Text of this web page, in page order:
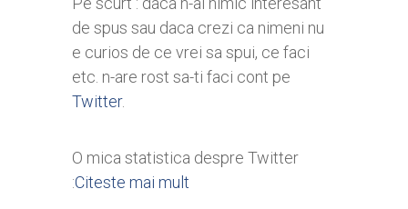
de spus sau daca crezi ca nimeni nu
e curios de ce vrei sa spui, ce faci
etc. n-are rost sa-ti faci cont pe
Twitter.
O mica statistica despre Twitter
:Citeste mai mult